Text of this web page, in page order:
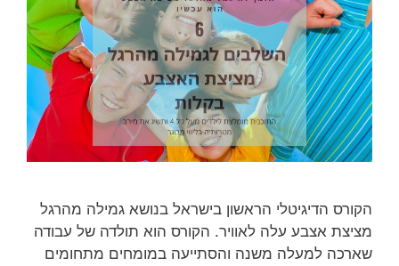
הקורס הדיגיטלי הראשון בישראל בנושא גמילה מהרגל
מציצת אצבע עלה לאוויר. הקורס הוא תולדה של עבודה
שארכה למעלה משנה והסתייעה במומחים מתחומים